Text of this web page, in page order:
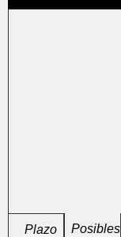
Plazo
Posibles